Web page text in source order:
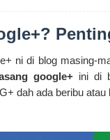
ni di blog masing-
google+ ini di
dah ada beribu